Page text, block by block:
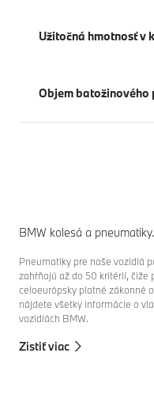
Užitočná hmotnosť v
Objem batožinového
BMW kolesá a pneumatiky.
Pneumatiky pre naše vozidlá
zahŕňajú až do 50 kritérií, čiže
celoeurópsky platné zákonné
nájdete všetky informácie o
vozidlách BMW.
Zistiť viac